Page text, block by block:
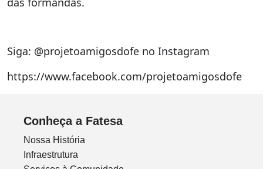
Siga: @projetoamigosdofe no Instagram
https://www.facebook.com/projetoamigosdofe
Conheça a Fatesa
Nossa História
Infraestrutura